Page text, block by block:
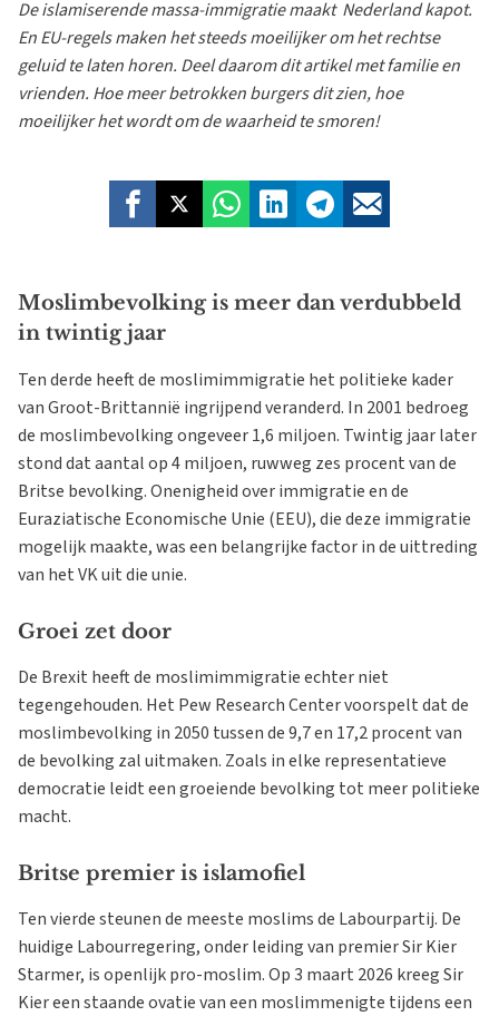
De islamiserende massa-immigratie maakt Nederland kapot.
En EU-regels maken het steeds moeilijker om het rechtse
geluid te laten horen. Deel daarom dit artikel met familie en
vrienden. Hoe meer betrokken burgers dit zien, hoe
moeilijker het wordt om de waarheid te smoren!
Moslimbevolking is meer dan verdubbeld
in twintig jaar
Ten derde heeft de moslimimmigratie het politieke kader
van Groot-Brittannië ingrijpend veranderd. In 2001 bedroeg
de moslimbevolking ongeveer 1,6 miljoen. Twintig jaar later
stond dat aantal op 4 miljoen, ruwweg zes procent van de
Britse bevolking. Onenigheid over immigratie en de
Euraziatische Economische Unie (EEU), die deze immigratie
mogelijk maakte, was een belangrijke factor in de uittreding
van het VK uit die unie.
Groei zet door
De Brexit heeft de moslimimmigratie echter niet
tegengehouden. Het Pew Research Center voorspelt dat de
moslimbevolking in 2050 tussen de 9,7 en 17,2 procent van
de bevolking zal uitmaken. Zoals in elke representatieve
democratie leidt een groeiende bevolking tot meer politieke
macht.
Britse premier is islamofiel
Ten vierde steunen de meeste moslims de Labourpartij. De
huidige Labourregering, onder leiding van premier Sir Kier
Starmer, is openlijk pro-moslim. Op 3 maart 2026 kreeg Sir
Kier een staande ovatie van een moslimmenigte tijdens een